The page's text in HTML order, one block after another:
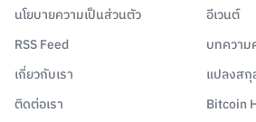
นโยบายความเป็นส่วนตัว
RSS Feed
เกี่ยวกับเรา
ติดต่อเรา
อีเวนต์
บทความ
แปลงสกุ
Bitcoin